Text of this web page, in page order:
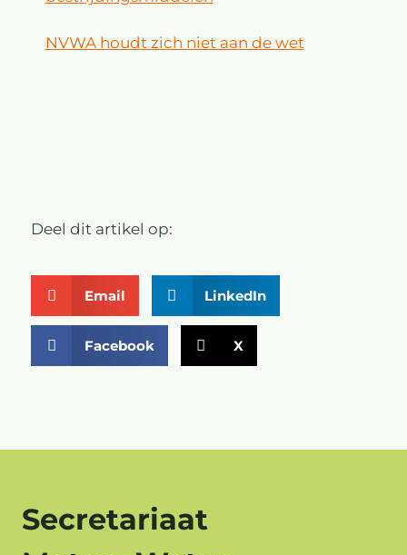
NVWA houdt zich niet aan de wet
Deel dit artikel op:
Email LinkedIn
Facebook X
Secretariaat